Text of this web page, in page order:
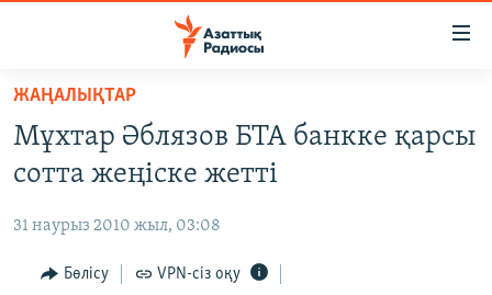
Skip
main
content
to
Navigation
САЯСАТ
ҚАҢТАР ОҚИҒАСЫ
АДАМ ҚҰҚЫҚТАРЫ
ЖАҢАЛЫҚТАР
Мұхтар Әблязов БТА банкке қарсы
сотта жеңіске жетті
31 наурыз 2010 жыл, 03:08
Бөлісу VPN-сіз оқу